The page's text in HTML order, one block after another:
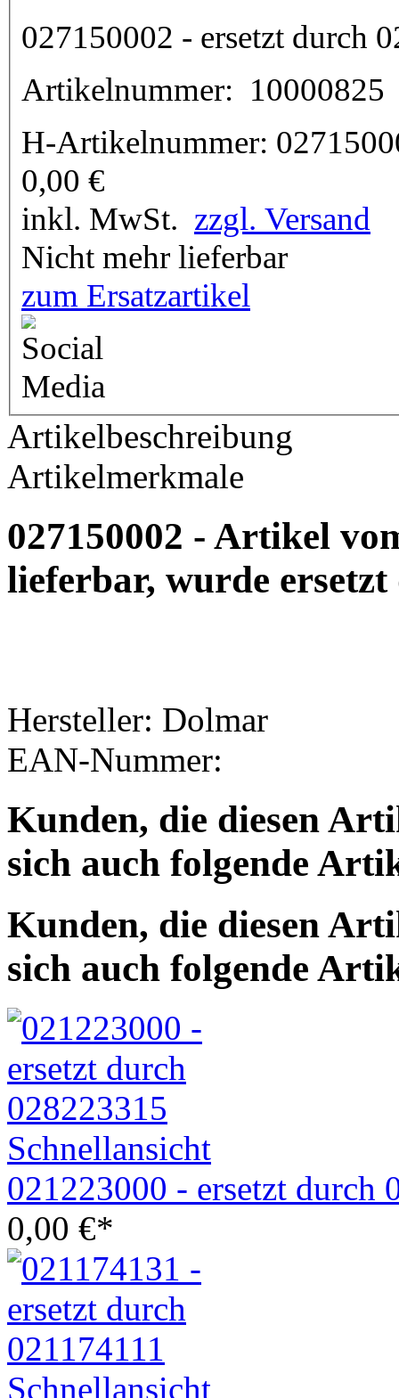
027150002 - ersetzt durch
10000825
H-Artikelnummer:
0,00 €
inkl. MwSt. zzgl. Versand
Nicht mehr lieferbar
zum Ersatzartikel
Artikelbeschreibung
Artikelmerkmale
027150002 - Artikel
lieferbar, wurde ersetzt
Hersteller: Dolmar
EAN-Nummer:
Kunden, die diesen
sich auch folgende
Kunden, die diesen
sich auch folgende
Schnellansicht
021223000 - ersetzt durch
0,00 €*
Schnellansicht